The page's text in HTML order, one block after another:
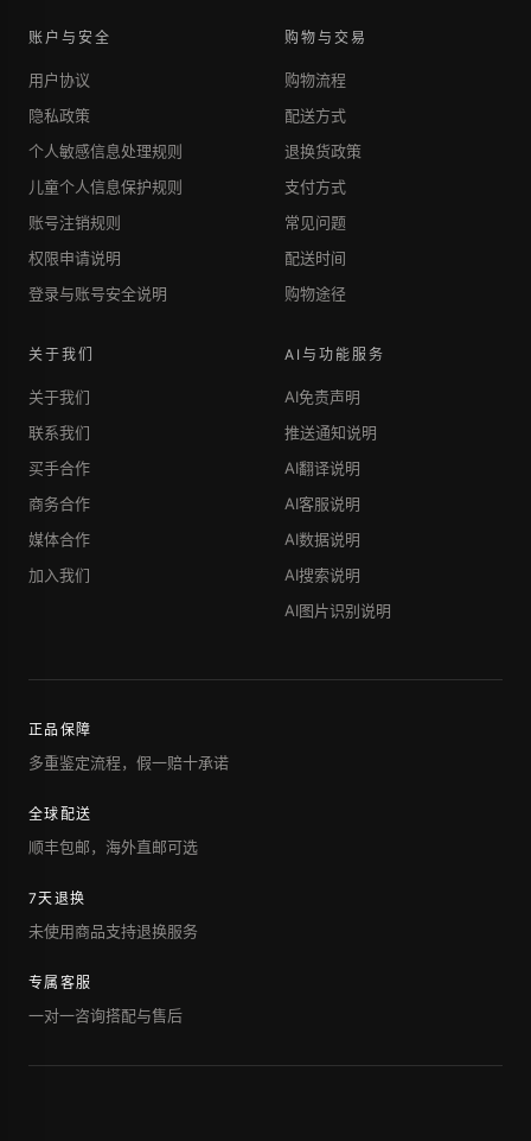
账户与安全
用户协议
隐私政策
个人敏感信息处理规则
儿童个人信息保护规则
账号注销规则
权限申请说明
登录与账号安全说明
购物与交易
购物流程
配送方式
退换货政策
支付方式
常见问题
配送时间
购物途径
关于我们
关于我们
联系我们
买手合作
商务合作
媒体合作
加入我们
AI与功能服务
AI免责声明
推送通知说明
AI翻译说明
AI客服说明
AI数据说明
AI搜索说明
AI图片识别说明
正品保障
多重鉴定流程，假一赔十承诺
全球配送
顺丰包邮，海外直邮可选
7天退换
未使用商品支持退换服务
专属客服
一对一咨询搭配与售后